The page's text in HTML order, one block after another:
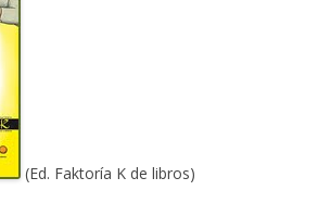
(Ed. Faktoría K de libros)